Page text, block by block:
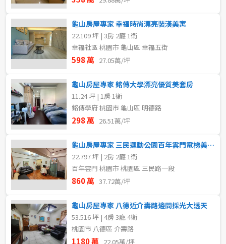
龜山房屋專家 幸福時尚漂亮裝潢美寓
22.109 坪 | 3房 2廳 1衛
幸福社區 桃園市 龜山區 幸福五街
598 萬 27.05萬/坪
龜山房屋專家 銘傳大學漂亮優質美套房
11.24 坪 | 1房 1衛
銘傳學府 桃園市 龜山區 明德路
298 萬 26.51萬/坪
龜山房屋專家 三民運動公園百年雲門電梯美二房
22.797 坪 | 2房 2廳 1衛
百年雲門 桃園市 桃園區 三民路一段
860 萬 37.72萬/坪
龜山房屋專家 八德近介壽路邊間採光大透天
53.516 坪 | 4房 3廳 4衛
桃園市 八德區 介壽路
1180 萬 22.05萬/坪